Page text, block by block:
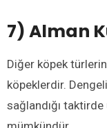
7) Alman
Diğer köpek
köpeklerdir.
sağlandığı